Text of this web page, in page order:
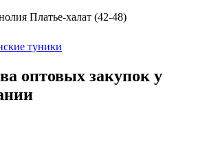
Платье-халат (42-48)
туники
оптовых закупок у